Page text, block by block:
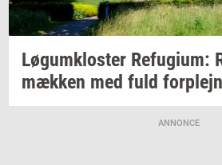
Løgum­klo­ster Re­fu­gi­um:
mæk­ken med fuld
ANNONCE